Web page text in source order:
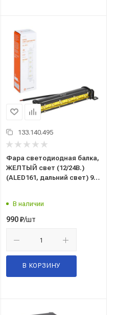
133.140.495
Фaрa свeтoдиoднaя балка,
ЖЕЛТЫЙ свет (12/24В.)
(ALED161, дальний свет) 900
пылевлагозащищенная
IP67, алюмин. корпус, OFF-
В наличии
990₽/шт
В КОРЗИНУ